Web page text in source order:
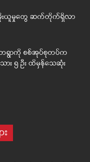
း ခိုးယူမှုတွေ ဆက်တိုက်ရှိလာ
တရွာကို စစ်အုပ်စုတပ်က
ား ၅ ဦး ထိမှန်သေဆုံး